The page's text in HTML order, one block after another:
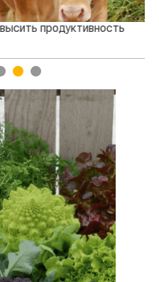
продуктивность
4 5